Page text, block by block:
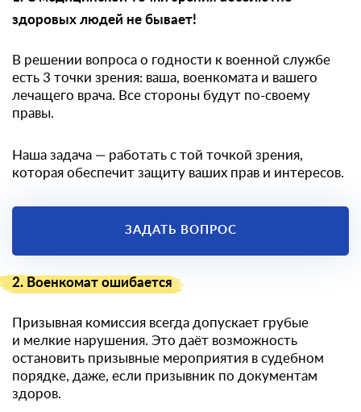
здоровых людей не бывает!
В решении вопроса о годности к военной службе
есть 3 точки зрения: ваша, военкомата и вашего
лечащего врача. Все стороны будут по-своему
правы.
Наша задача — работать с той точкой зрения,
которая обеспечит защиту ваших прав и интересов.
ЗАДАТЬ ВОПРОС
2. Военкомат ошибается
Призывная комиссия всегда допускает грубые
и мелкие нарушения. Это даёт возможность
остановить призывные мероприятия в судебном
порядке, даже, если призывник по документам
здоров.